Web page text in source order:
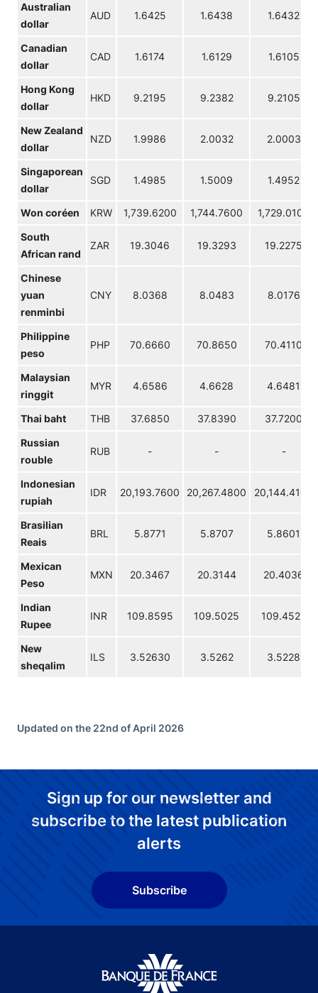
Australian
dollar
AUD 1.6425 1.6438 1.6432
Canadian
dollar
CAD 1.6174 1.6129 1.6105
Hong Kong
dollar
HKD 9.2195 9.2382 9.2105
New Zealand
dollar
NZD 1.9986 2.0032 2.0003
Singaporean
dollar
SGD 1.4985 1.5009 1.4952
Won coréen KRW 1,739.6200 1,744.7600 1,729.0100
South
African rand
ZAR 19.3046 19.3293 19.2275
Chinese
yuan
renminbi
CNY 8.0368 8.0483 8.0176
Philippine
peso
PHP 70.6660 70.8650 70.4110
Malaysian
ringgit
MYR 4.6586 4.6628 4.6481
Thai baht THB 37.6850 37.8390 37.7200
Russian
rouble
RUB - - -
Indonesian
rupiah
IDR 20,193.7600 20,267.4800 20,144.4100
Brasilian
Reais
BRL 5.8771 5.8707 5.8601
Mexican
Peso
MXN 20.3467 20.3144 20.4036
Indian
Rupee
INR 109.8595 109.5025 109.4525
New
sheqalim
ILS 3.52630 3.5262 3.5228
Updated on the 22nd of April 2026
Sign up for our newsletter and
subscribe to the latest publication
alerts
Subscribe